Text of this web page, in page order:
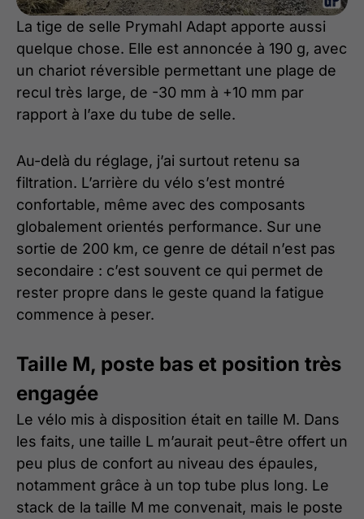
La tige de selle Prymahl Adapt apporte aussi
quelque chose. Elle est annoncée à 190 g, avec
un chariot réversible permettant une plage de
recul très large, de -30 mm à +10 mm par
rapport à l’axe du tube de selle.
Au-delà du réglage, j’ai surtout retenu sa
filtration. L’arrière du vélo s’est montré
confortable, même avec des composants
globalement orientés performance. Sur une
sortie de 200 km, ce genre de détail n’est pas
secondaire : c’est souvent ce qui permet de
rester propre dans le geste quand la fatigue
commence à peser.
Taille M, poste bas et position très
engagée
Le vélo mis à disposition était en taille M. Dans
les faits, une taille L m’aurait peut-être offert un
peu plus de confort au niveau des épaules,
notamment grâce à un top tube plus long. Le
stack de la taille M me convenait, mais le poste